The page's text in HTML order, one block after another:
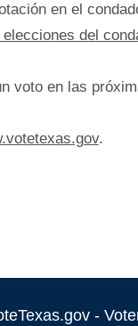
en el
del
voto en las
.
-